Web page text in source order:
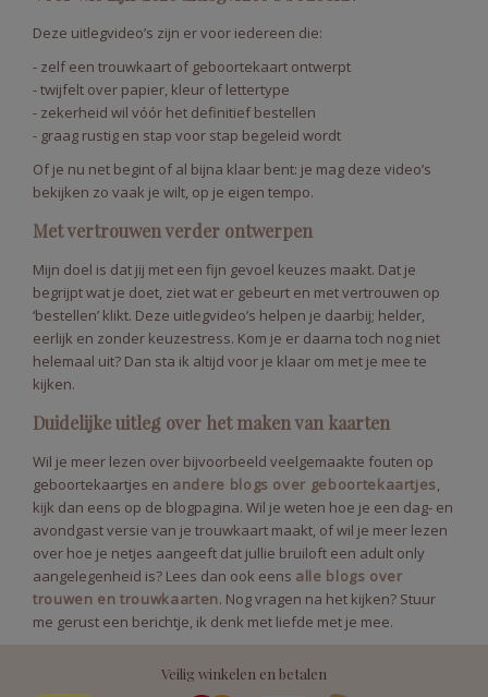
Deze uitlegvideo’s zijn er voor iedereen die:
- zelf een trouwkaart of geboortekaart ontwerpt
- twijfelt over papier, kleur of lettertype
- zekerheid wil vóór het definitief bestellen
- graag rustig en stap voor stap begeleid wordt
Of je nu net begint of al bijna klaar bent: je mag deze video’s
bekijken zo vaak je wilt, op je eigen tempo.
Met vertrouwen verder ontwerpen
Mijn doel is dat jij met een fijn gevoel keuzes maakt. Dat je
begrijpt wat je doet, ziet wat er gebeurt en met vertrouwen op
‘bestellen’ klikt. Deze uitlegvideo’s helpen je daarbij; helder,
eerlijk en zonder keuzestress. Kom je er daarna toch nog niet
helemaal uit? Dan sta ik altijd voor je klaar om met je mee te
kijken.
Duidelijke uitleg over het maken van kaarten
Wil je meer lezen over bijvoorbeeld veelgemaakte fouten op
geboortekaartjes en andere blogs over geboortekaartjes,
kijk dan eens op de blogpagina. Wil je weten hoe je een dag- en
avondgast versie van je trouwkaart maakt, of wil je meer lezen
over hoe je netjes aangeeft dat jullie bruiloft een adult only
aangelegenheid is? Lees dan ook eens alle blogs over
trouwen en trouwkaarten. Nog vragen na het kijken? Stuur
me gerust een berichtje, ik denk met liefde met je mee.
Veilig winkelen en betalen